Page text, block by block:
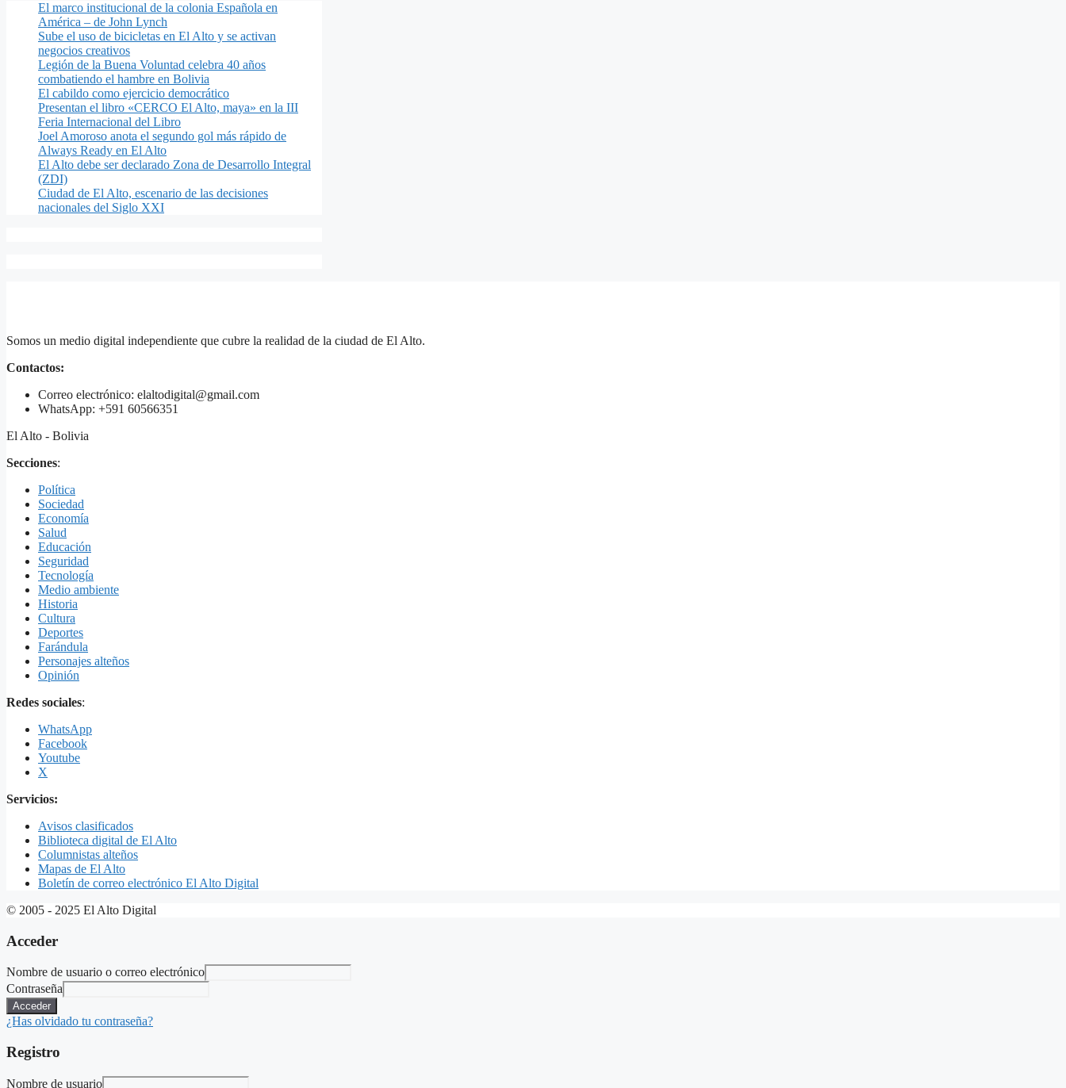
El marco institucional de la colonia Española en
América – de John Lynch
Sube el uso de bicicletas en El Alto y se activan
negocios creativos
Legión de la Buena Voluntad celebra 40 años
combatiendo el hambre en Bolivia
El cabildo como ejercicio democrático
Presentan el libro «CERCO El Alto, maya» en la III
Feria Internacional del Libro
Joel Amoroso anota el segundo gol más rápido de
Always Ready en El Alto
El Alto debe ser declarado Zona de Desarrollo Integral
(ZDI)
Ciudad de El Alto, escenario de las decisiones
nacionales del Siglo XXI
Somos un medio digital independiente que cubre la realidad de la ciudad de El Alto.
Contactos:
Correo electrónico: elaltodigital@gmail.com
WhatsApp: +591 60566351
El Alto - Bolivia
Secciones:
Política
Sociedad
Economía
Salud
Educación
Seguridad
Tecnología
Medio ambiente
Historia
Cultura
Deportes
Farándula
Personajes alteños
Opinión
Redes sociales:
WhatsApp
Facebook
Youtube
X
Servicios:
Avisos clasificados
Biblioteca digital de El Alto
Columnistas alteños
Mapas de El Alto
Boletín de correo electrónico El Alto Digital
© 2005 - 2025 El Alto Digital
Acceder
Nombre de usuario o correo electrónico
Contraseña
Acceder
¿Has olvidado tu contraseña?
Registro
Nombre de usuario